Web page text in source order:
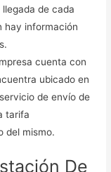
de cada
hay información
cuenta con
ubicado en
de envío de
tarifa
del mismo.
De